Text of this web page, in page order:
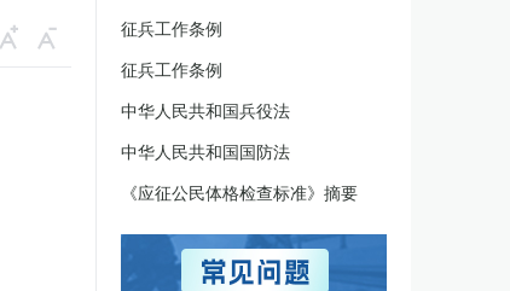
征兵工作条例
征兵工作条例
中华人民共和国兵役法
中华人民共和国国防法
《应征公民体格检查标准》摘要